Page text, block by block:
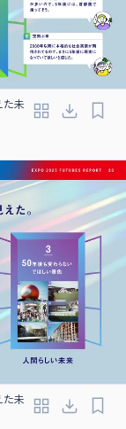
た未
た未